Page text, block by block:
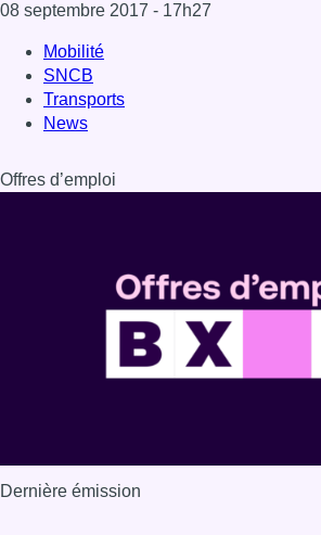
08 septembre 2017 - 17h27
Mobilité
SNCB
Transports
News
Offres d’emploi
Dernière émission